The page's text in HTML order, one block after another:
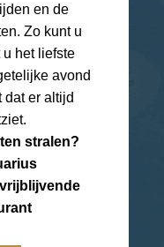
en de
Zo kunt u
het liefste
avond
dat er altijd
stralen?